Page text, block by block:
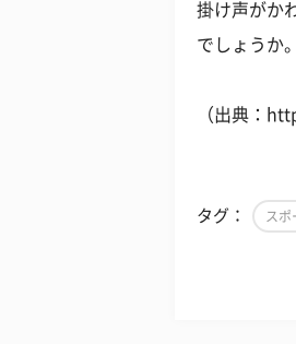
掛け声がか
でしょうか。
（出典：
タグ： スポ